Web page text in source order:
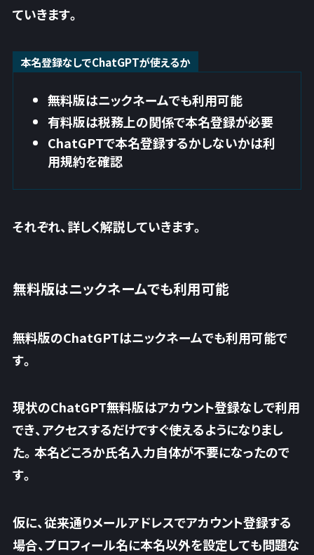
ていきます。
本名登録なしでChatGPTが使えるか
無料版はニックネームでも利用可能
有料版は税務上の関係で本名登録が必要
ChatGPTで本名登録するかしないかは利
用規約を確認
それぞれ、詳しく解説していきます。
無料版はニックネームでも利用可能
無料版のChatGPTはニックネームでも利用可能で
す。
現状のChatGPT無料版はアカウント登録なしで利用
でき、アクセスするだけですぐ使えるようになりまし
た。本名どころか氏名入力自体が不要になったので
す。
仮に、従来通りメールアドレスでアカウント登録する
場合、プロフィール名に本名以外を設定しても問題な